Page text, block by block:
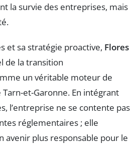
la survie des entreprises, mais
et sa stratégie proactive, Flores
de la transition
un véritable moteur de
Tarn-et-Garonne. En intégrant
l’entreprise ne se contente pas
réglementaires ; elle
avenir plus responsable pour le